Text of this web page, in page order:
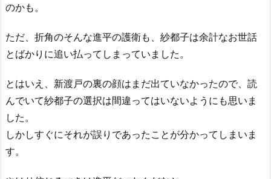
のかも。
ただ、折角のそんな進平の護衛も、紗都子は余計なお世話
とばかりに追い払ってしまっていました。
とはいえ、新渡戸の裏の顔はまだ出ていなかったので、読
んでいて紗都子の選択は間違ってはいないようにも思いま
した。
しかしすぐにそれが誤りであったことが分かってしまいま
す。